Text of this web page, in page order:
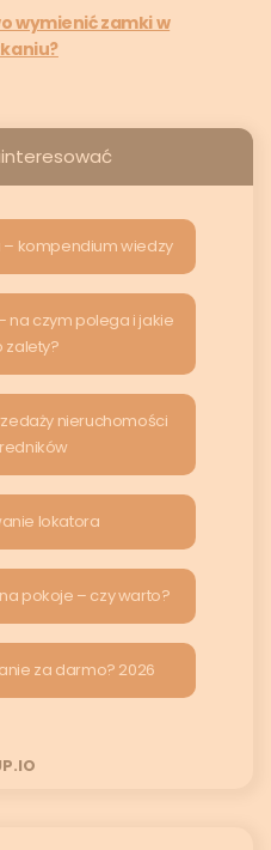
wymienić zamki w
kompendium wiedzy
na czym polega i jakie
zalety?
nieruchomości
lokatora
pokoje – czy warto?
za darmo? 2026